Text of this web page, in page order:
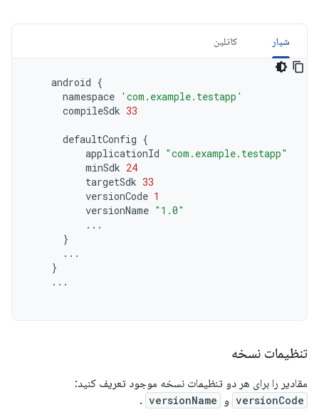
شیار کاتلین
android {
namespace 'com.example.testapp'
compileSdk 33
defaultConfig {
applicationId "com.example.testapp"
minSdk 24
targetSdk 33
versionCode 1
versionName "1.0"
...
}
...
}
...
تنظیمات نسخه
مقادیر را برای هر دو تنظیمات نسخه موجود تعریف کنید:
versionCode و versionName
.